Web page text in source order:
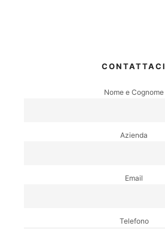
CONTATTACI
Nome e Cognome
Azienda
Email
Telefono